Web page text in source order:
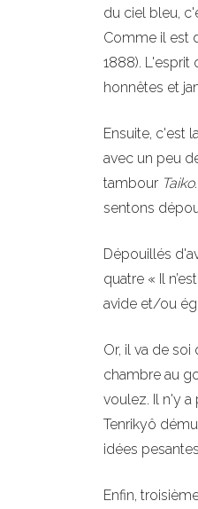
du ciel bleu,
Comme il est
1888). L'esprit
honnêtes et
Ensuite, c'est
avec un peu
tambour Taiko
sentons
Dépouillés
quatre « Il
avide et/ou
Or, il va de
chambre au
voulez. Il n'y
Tenrikyô
idées
Enfin,